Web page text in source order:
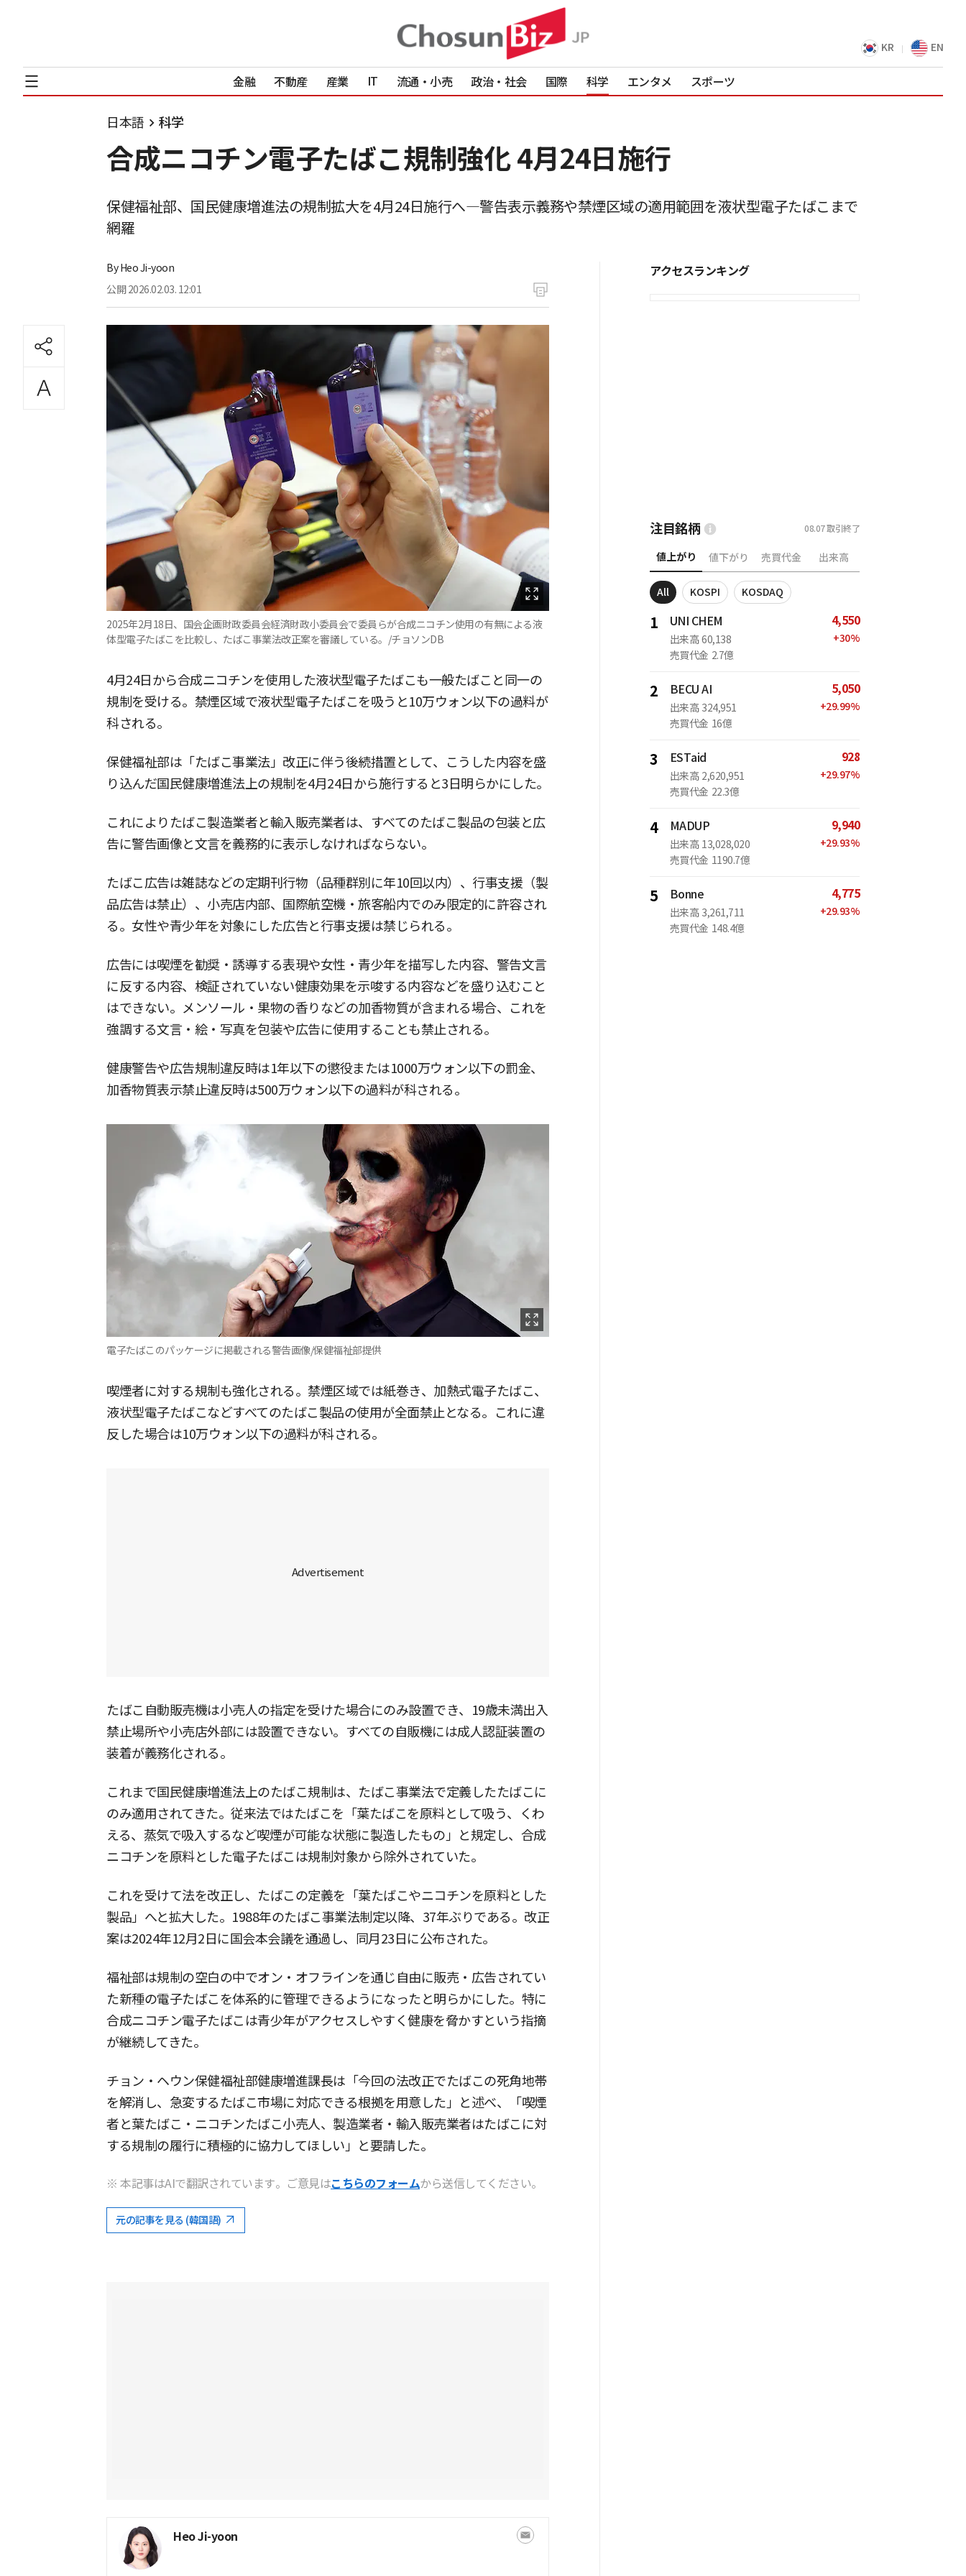
KR EN
金融 不動産 産業 IT 流通・小売 政治・社会 国際 科学 エンタメ スポーツ
日本語 科学
合成ニコチン電子たばこ規制強化 4月24日施行
保健福祉部、国民健康増進法の規制拡大を4月24日施行へ—警告表示義務や禁煙区域の適用範囲を液状型電子たばこまで
網羅
ByHeo Ji-yoon
公開 2026.02.03. 12:01
2025年2月18日、国会企画財政委員会経済財政小委員会で委員らが合成ニコチン使用の有無による液
体型電子たばこを比較し、たばこ事業法改正案を審議している。/チョソンDB
4月24日から合成ニコチンを使用した液状型電子たばこも一般たばこと同一の
規制を受ける。禁煙区域で液状型電子たばこを吸うと10万ウォン以下の過料が
科される。
保健福祉部は「たばこ事業法」改正に伴う後続措置として、こうした内容を盛
り込んだ国民健康増進法上の規制を4月24日から施行すると3日明らかにした。
これによりたばこ製造業者と輸入販売業者は、すべてのたばこ製品の包装と広
告に警告画像と文言を義務的に表示しなければならない。
たばこ広告は雑誌などの定期刊行物（品種群別に年10回以内）、行事支援（製
品広告は禁止）、小売店内部、国際航空機・旅客船内でのみ限定的に許容され
る。女性や青少年を対象にした広告と行事支援は禁じられる。
広告には喫煙を勧奨・誘導する表現や女性・青少年を描写した内容、警告文言
に反する内容、検証されていない健康効果を示唆する内容などを盛り込むこと
はできない。メンソール・果物の香りなどの加香物質が含まれる場合、これを
強調する文言・絵・写真を包装や広告に使用することも禁止される。
健康警告や広告規制違反時は1年以下の懲役または1000万ウォン以下の罰金、
加香物質表示禁止違反時は500万ウォン以下の過料が科される。
電子たばこのパッケージに掲載される警告画像/保健福祉部提供
喫煙者に対する規制も強化される。禁煙区域では紙巻き、加熱式電子たばこ、
液状型電子たばこなどすべてのたばこ製品の使用が全面禁止となる。これに違
反した場合は10万ウォン以下の過料が科される。
たばこ自動販売機は小売人の指定を受けた場合にのみ設置でき、19歳未満出入
禁止場所や小売店外部には設置できない。すべての自販機には成人認証装置の
装着が義務化される。
これまで国民健康増進法上のたばこ規制は、たばこ事業法で定義したたばこに
のみ適用されてきた。従来法ではたばこを「葉たばこを原料として吸う、くわ
える、蒸気で吸入するなど喫煙が可能な状態に製造したもの」と規定し、合成
ニコチンを原料とした電子たばこは規制対象から除外されていた。
これを受けて法を改正し、たばこの定義を「葉たばこやニコチンを原料とした
製品」へと拡大した。1988年のたばこ事業法制定以降、37年ぶりである。改正
案は2024年12月2日に国会本会議を通過し、同月23日に公布された。
福祉部は規制の空白の中でオン・オフラインを通じ自由に販売・広告されてい
た新種の電子たばこを体系的に管理できるようになったと明らかにした。特に
合成ニコチン電子たばこは青少年がアクセスしやすく健康を脅かすという指摘
が継続してきた。
チョン・ヘウン保健福祉部健康増進課長は「今回の法改正でたばこの死角地帯
を解消し、急変するたばこ市場に対応できる根拠を用意した」と述べ、「喫煙
者と葉たばこ・ニコチンたばこ小売人、製造業者・輸入販売業者はたばこに対
する規制の履行に積極的に協力してほしい」と要請した。
※ 本記事はAIで翻訳されています。ご意見はこちらのフォームから送信してください。
元の記事を見る (韓国語)
Heo Ji-yoon
アクセスランキング
注目銘柄 08.07取引終了
値上がり 値下がり 売買代金 出来高
All KOSPI KOSDAQ
1 UNI CHEM
出来高 60,138
売買代金 2.7億
4,550
+30%
2 BECU AI
出来高 324,951
売買代金 16億
5,050
+29.99%
3 ESTaid
出来高 2,620,951
売買代金 22.3億
928
+29.97%
4 MADUP
出来高 13,028,020
売買代金 1190.7億
9,940
+29.93%
5 Bonne
出来高 3,261,711
売買代金 148.4億
4,775
+29.93%